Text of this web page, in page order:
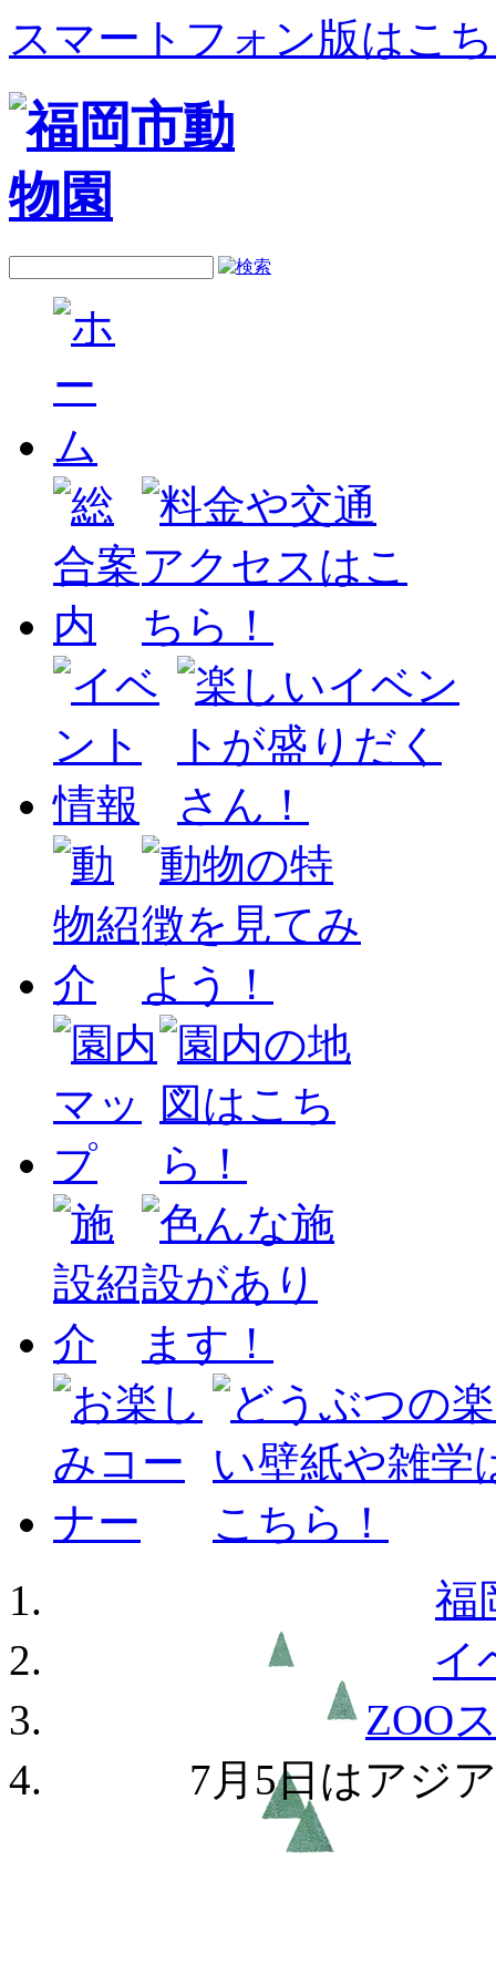
スマートフォン版はこ
福
イ
ZOO
7月5日はアジ